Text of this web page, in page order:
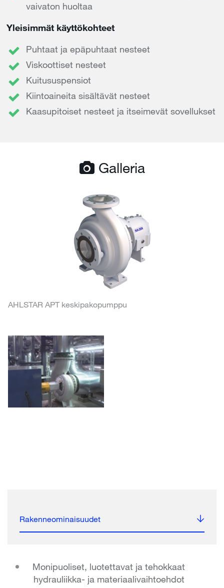
vaivaton huoltaa
Yleisimmät käyttökohteet
Puhtaat ja epäpuhtaat nesteet
Viskoottiset nesteet
Kuitususpensiot
Kiintoaineita sisältävät nesteet
Kaasupitoiset nesteet ja itseimevät sovellukset
Galleria
AHLSTAR APT keskipakopumppu
Rakenneominaisuudet
Monipuoliset, luotettavat ja tehokkaat
hydrauliikka- ja materiaalivaihtoehdot